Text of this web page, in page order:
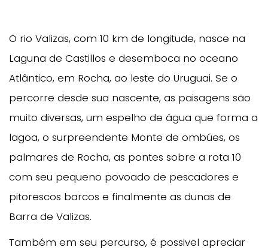
O rio Valizas, com 10 km de longitude, nasce na
Laguna de Castillos e desemboca no oceano
Atlântico, em Rocha, ao leste do Uruguai. Se o
percorre desde sua nascente, as paisagens são
muito diversas, um espelho de água que forma a
lagoa, o surpreendente Monte de ombúes, os
palmares de Rocha, as pontes sobre a rota 10
com seu pequeno povoado de pescadores e
pitorescos barcos e finalmente as dunas de
Barra de Valizas.
Também em seu percurso, é possivel apreciar